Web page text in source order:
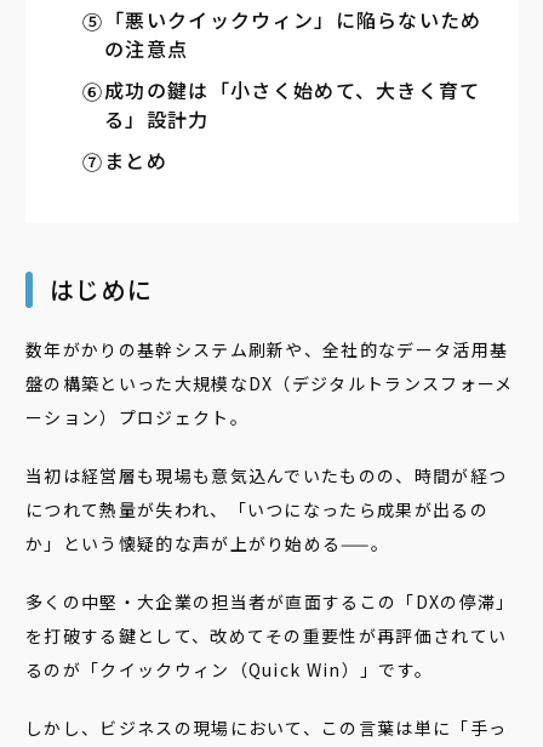
「悪いクイックウィン」に陥らないため
の注意点
成功の鍵は「小さく始めて、大きく育て
る」設計力
まとめ
はじめに
数年がかりの基幹システム刷新や、全社的なデータ活用基
盤の構築といった大規模なDX（デジタルトランスフォーメ
ーション）プロジェクト。
当初は経営層も現場も意気込んでいたものの、時間が経つ
につれて熱量が失われ、「いつになったら成果が出るの
か」という懐疑的な声が上がり始める——。
多くの中堅・大企業の担当者が直面するこの「DXの停滞」
を打破する鍵として、改めてその重要性が再評価されてい
るのが「クイックウィン（Quick Win）」です。
しかし、ビジネスの現場において、この言葉は単に「手っ